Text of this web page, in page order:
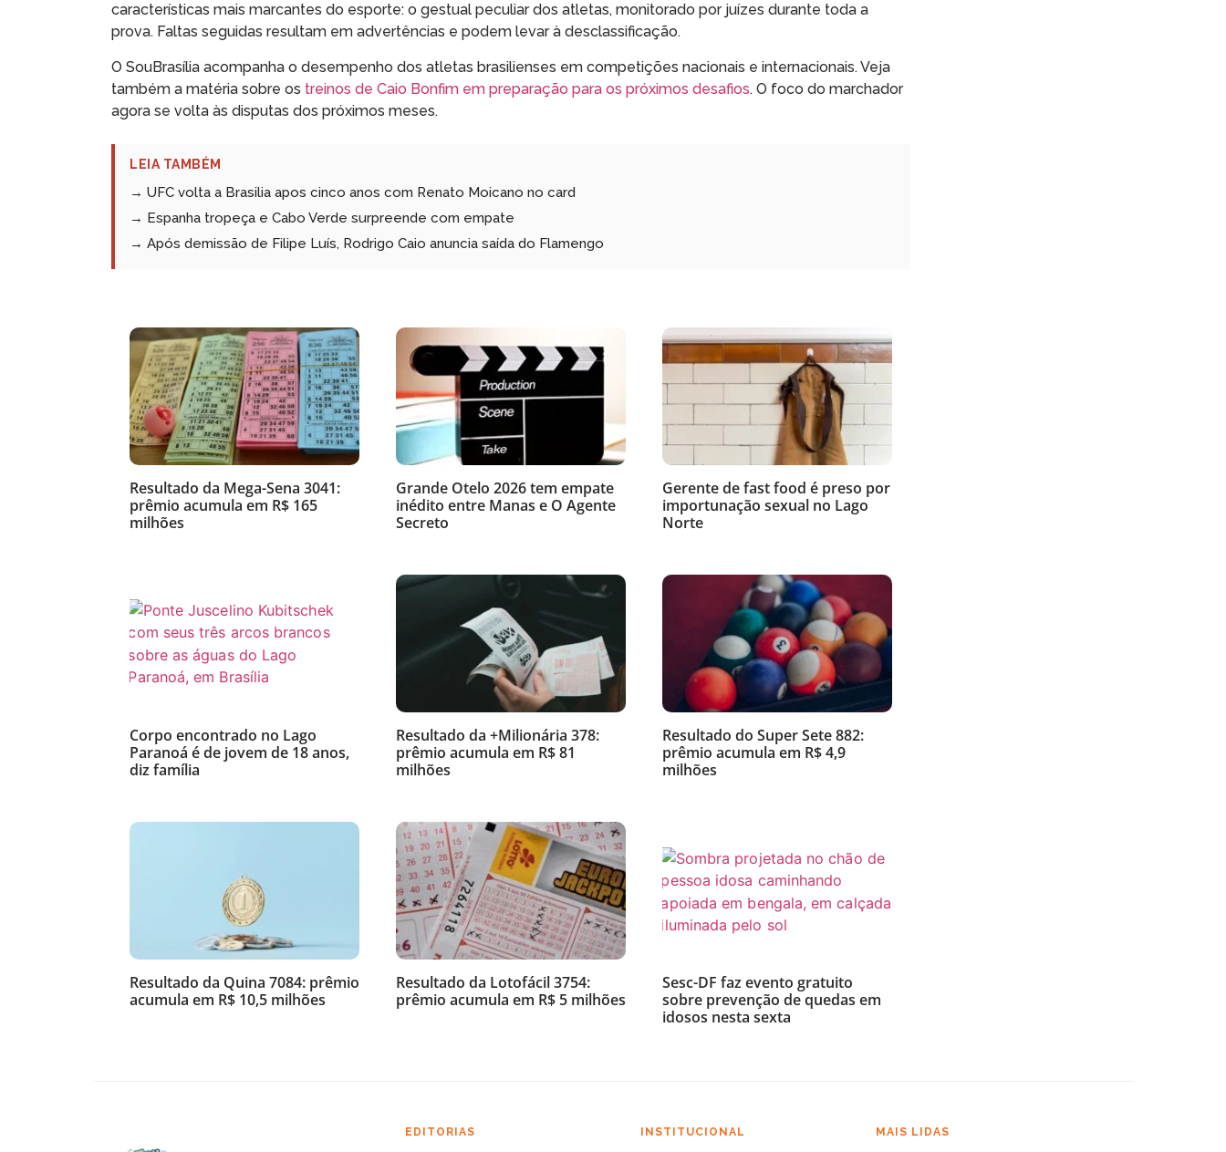
características mais marcantes do esporte: o gestual peculiar dos atletas, monitorado por juízes durante toda a
prova. Faltas seguidas resultam em advertências e podem levar à desclassificação.
O SouBrasília acompanha o desempenho dos atletas brasilienses em competições nacionais e internacionais. Veja
também a matéria sobre os treinos de Caio Bonfim em preparação para os próximos desafios. O foco do marchador
agora se volta às disputas dos próximos meses.
LEIA TAMBÉM
→ UFC volta a Brasilia apos cinco anos com Renato Moicano no card
→ Espanha tropeça e Cabo Verde surpreende com empate
→ Após demissão de Filipe Luís, Rodrigo Caio anuncia saída do Flamengo
Resultado da Mega-Sena 3041:
prêmio acumula em R$ 165
milhões
Grande Otelo 2026 tem empate
inédito entre Manas e O Agente
Secreto
Gerente de fast food é preso por
importunação sexual no Lago
Norte
Corpo encontrado no Lago
Paranoá é de jovem de 18 anos,
diz família
Resultado da +Milionária 378:
prêmio acumula em R$ 81
milhões
Resultado do Super Sete 882:
prêmio acumula em R$ 4,9
milhões
Resultado da Quina 7084: prêmio
acumula em R$ 10,5 milhões
Resultado da Lotofácil 3754:
prêmio acumula em R$ 5 milhões
Sesc-DF faz evento gratuito
sobre prevenção de quedas em
idosos nesta sexta
EDITORIAS INSTITUCIONAL MAIS LIDAS